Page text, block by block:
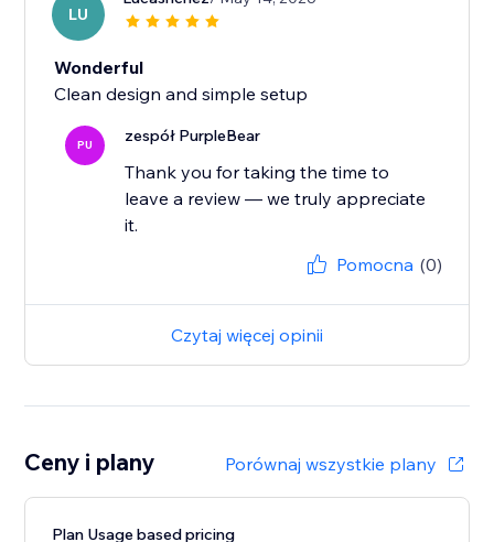
LU
Wonderful
Clean design and simple setup
PU zespół PurpleBear
Thank you for taking the time to
leave a review — we truly appreciate
it.
Pomocna (0)
Czytaj więcej opinii
Ceny i plany Porównaj wszystkie plany
Plan Usage based pricing